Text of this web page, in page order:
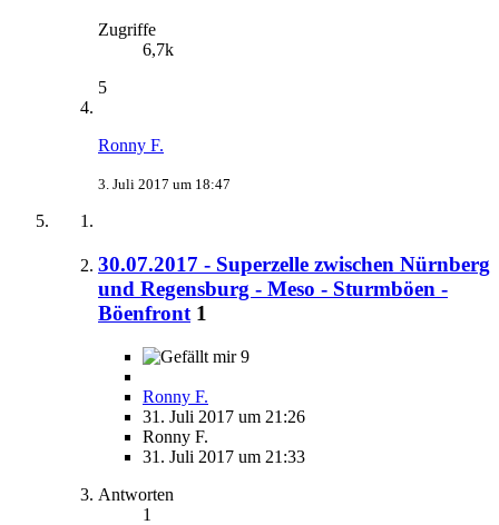
Zugriffe
6,7k
5
Ronny F.
3. Juli 2017 um 18:47
30.07.2017 - Superzelle zwischen Nürnberg
und Regensburg - Meso - Sturmböen -
Böenfront 1
9
Ronny F.
31. Juli 2017 um 21:26
Ronny F.
31. Juli 2017 um 21:33
Antworten
1